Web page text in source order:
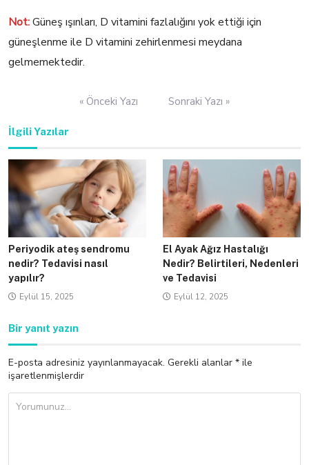
Not:Güneş ışınları, D vitamini fazlalığını yok ettiği için
güneşlenme ile D vitamini zehirlenmesi meydana
gelmemektedir.
« Önceki Yazı Sonraki Yazı »
İlgili Yazılar
Periyodik ateş sendromu
nedir? Tedavisi nasıl
yapılır?
Eylül 15, 2025
El Ayak Ağız Hastalığı
Nedir? Belirtileri, Nedenleri
ve Tedavisi
Eylül 12, 2025
Bir yanıt yazın
E-posta adresiniz yayınlanmayacak. Gerekli alanlar * ile
işaretlenmişlerdir